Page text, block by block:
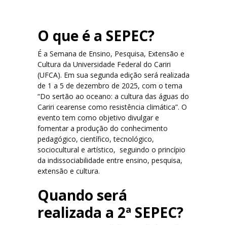
Premiações
Programação
Segunda-feira (01/12)
Terça-feira (02/12)
Quarta-feira (03/12)
Quinta-feira (04/12)
Certificados
O que é a SEPEC?
É a Semana de Ensino, Pesquisa, Extensão e
Cultura da Universidade Federal do Cariri
(UFCA). Em sua segunda edição será realizada
de 1 a 5 de dezembro de 2025, com o tema
“Do sertão ao oceano: a cultura das águas do
Cariri cearense como resistência climática”. O
evento tem como objetivo divulgar e
fomentar a produção do conhecimento
pedagógico, científico, tecnológico,
sociocultural e artístico, seguindo o princípio
da indissociabilidade entre ensino, pesquisa,
extensão e cultura.
Quando será
realizada a 2ª SEPEC?